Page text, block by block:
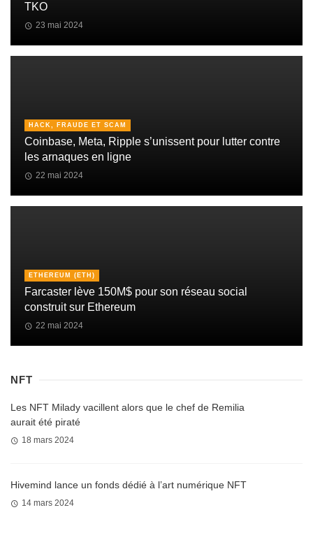
TKO
23 mai 2024
HACK, FRAUDE ET SCAM
Coinbase, Meta, Ripple s’unissent pour lutter contre
les arnaques en ligne
22 mai 2024
ETHEREUM (ETH)
Farcaster lève 150M$ pour son réseau social
construit sur Ethereum
22 mai 2024
NFT
Les NFT Milady vacillent alors que le chef de Remilia
aurait été piraté
18 mars 2024
Hivemind lance un fonds dédié à l’art numérique NFT
14 mars 2024